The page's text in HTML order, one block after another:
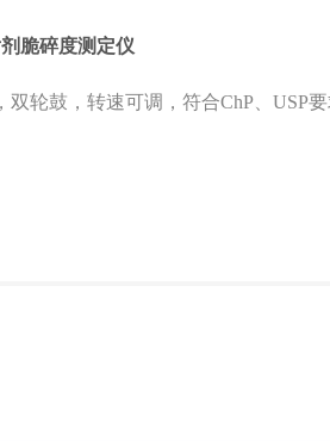
脆碎度测定仪
双轮鼓，转速可调，符合ChP、USP